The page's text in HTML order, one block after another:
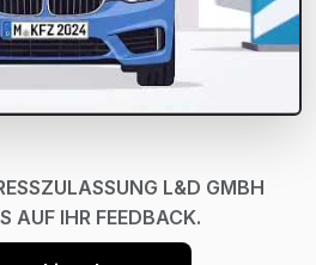
L&D GMBH
AUF IHR FEEDBACK.